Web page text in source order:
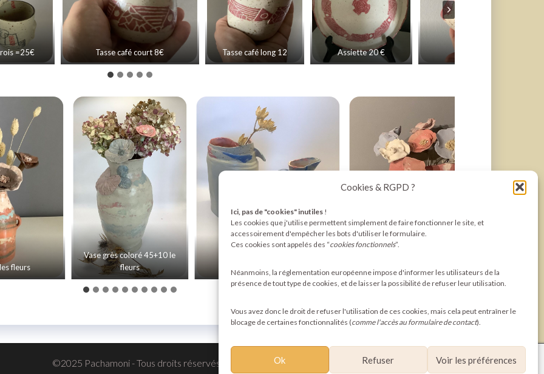
Cookies & RGPD ?
Ici, pas de "cookies" inutiles !
Les cookies que j'utilise permettent simplement de faire fonctionner le site, et
accessoirement d'empêcher les bots d'utiliser le formulaire.
Ces cookies sont appelés des “cookies fonctionnels”.
Néanmoins, la réglementation européenne impose d'informer les utilisateurs de la
présence de tout type de cookies, et de laisser la possibilité de refuser leur utilisation.
Vous avez donc le droit de refuser l'utilisation de ces cookies, mais cela peut entraîner le
blocage de certaines fonctionnalités (comme l'accès au formulaire de contact).
Ok Refuser Voir les préférences
=25€ Tasse café court 8€ Tasse café long 12 Assiette 20 €
fleurs
Vase grès coloré 45+10 le
fleurs
©2025 Pachamoni - Tous droits réservés